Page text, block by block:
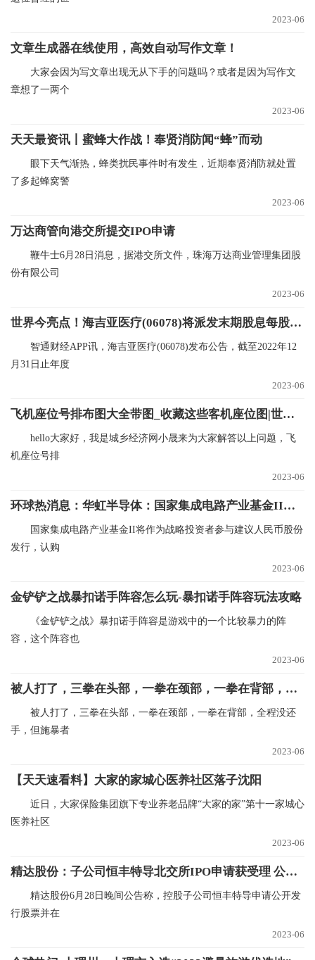
2023-06
文章生成器在线使用，高效自动写作文章！
大家会因为写文章出现无从下手的问题吗？或者是因为写作文
章想了一两个
2023-06
天天最资讯丨蜜蜂大作战！奉贤消防闻“蜂”而动
眼下天气渐热，蜂类扰民事件时有发生，近期奉贤消防就处置
了多起蜂窝警
2023-06
万达商管向港交所提交IPO申请
鞭牛士6月28日消息，据港交所文件，珠海万达商业管理集团股
份有限公司
2023-06
世界今亮点！海吉亚医疗(06078)将派发末期股息每股0.15元
智通财经APP讯，海吉亚医疗(06078)发布公告，截至2022年12
月31日止年度
2023-06
飞机座位号排布图大全带图_收藏这些客机座位图|世界观点
hello大家好，我是城乡经济网小晟来为大家解答以上问题，飞
机座位号排
2023-06
环球热消息：华虹半导体：国家集成电路产业基金II将认购不超过30亿元的人民币股份
国家集成电路产业基金II将作为战略投资者参与建议人民币股份
发行，认购
2023-06
金铲铲之战暴扣诺手阵容怎么玩-暴扣诺手阵容玩法攻略
《金铲铲之战》暴扣诺手阵容是游戏中的一个比较暴力的阵
容，这个阵容也
2023-06
被人打了，三拳在头部，一拳在颈部，一拳在背部，全程没还手，但施暴者未满16周岁|全球速递
被人打了，三拳在头部，一拳在颈部，一拳在背部，全程没还
手，但施暴者
2023-06
【天天速看料】大家的家城心医养社区落子沈阳
近日，大家保险集团旗下专业养老品牌“大家的家”第十一家城心
医养社区
2023-06
精达股份：子公司恒丰特导北交所IPO申请获受理 公司持有80.69%股份
精达股份6月28日晚间公告称，控股子公司恒丰特导申请公开发
行股票并在
2023-06